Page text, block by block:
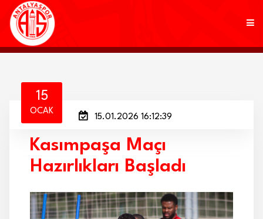
KULÜP
AKADEMİ
MARKALAR
TARAFTAR
15
OCAK
15.01.2026 16:12:39
Kasımpaşa Maçı
Hazırlıkları Başladı